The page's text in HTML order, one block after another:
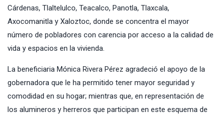
Cárdenas, Tlaltelulco, Teacalco, Panotla, Tlaxcala,
Axocomanitla y Xaloztoc, donde se concentra el mayor
número de pobladores con carencia por acceso a la calidad de
vida y espacios en la vivienda.
La beneficiaria Mónica Rivera Pérez agradeció el apoyo de la
gobernadora que le ha permitido tener mayor seguridad y
comodidad en su hogar; mientras que, en representación de
los alumineros y herreros que participan en este esquema de